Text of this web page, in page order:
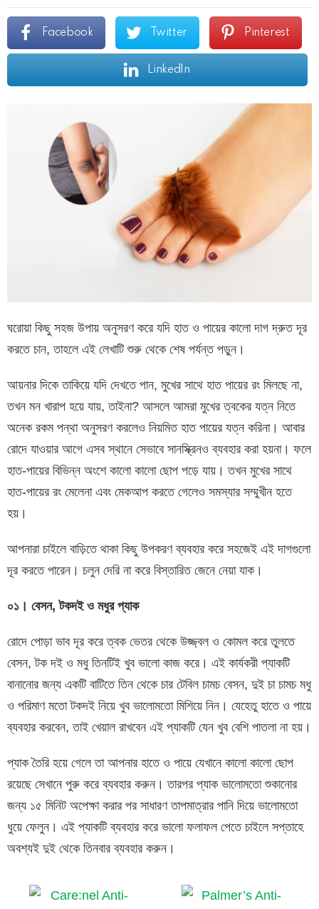
Facebook Twitter Pinterest
LinkedIn
ঘরোয়া কিছু সহজ উপায় অনুসরণ করে যদি হাত ও পায়ের কালো দাগ দ্রুত দূর
করতে চান, তাহলে এই লেখাটি শুরু থেকে শেষ পর্যন্ত পড়ুন।
আয়নার দিকে তাকিয়ে যদি দেখতে পান, মুখের সাথে হাত পায়ের রং মিলছে না,
তখন মন খারাপ হয়ে যায়, তাইনা? আসলে আমরা মুখের ত্বকের যত্ন নিতে
অনেক রকম পন্থা অনুসরণ করলেও নিয়মিত হাত পায়ের যত্ন করিনা। আবার
রোদে যাওয়ার আগে এসব স্থানে সেভাবে সানস্ক্রিনও ব্যবহার করা হয়না। ফলে
হাত-পায়ের বিভিন্ন অংশে কালো কালো ছোপ পড়ে যায়। তখন মুখের সাথে
হাত-পায়ের রং মেলেনা এবং মেকআপ করতে গেলেও সমস্যার সম্মুখীন হতে
হয়।
আপনারা চাইলে বাড়িতে থাকা কিছু উপকরণ ব্যবহার করে সহজেই এই দাগগুলো
দূর করতে পারেন। চলুন দেরি না করে বিস্তারিত জেনে নেয়া যাক।
০১। বেসন,টকদই ও মধুর প্যাক
রোদে পোড়া ভাব দূর করে ত্বক ভেতর থেকে উজ্জ্বল ও কোমল করে তুলতে
বেসন, টক দই ও মধু তিনটিই খুব ভালো কাজ করে। এই কার্যকরী প্যাকটি
বানানোর জন্য একটি বাটিতে তিন থেকে চার টেবিল চামচ বেসন, দুই চা চামচ মধু
ও পরিমাণ মতো টকদই নিয়ে খুব ভালোমতো মিশিয়ে নিন। যেহেতু হাতে ও পায়ে
ব্যবহার করবেন, তাই খেয়াল রাখবেন এই প্যাকটি যেন খুব বেশি পাতলা না হয়।
প্যাক তৈরি হয়ে গেলে তা আপনার হাতে ও পায়ে যেখানে কালো কালো ছোপ
রয়েছে সেখানে পুরু করে ব্যবহার করুন। তারপর প্যাক ভালোমতো শুকানোর
জন্য ১৫ মিনিট অপেক্ষা করার পর সাধারণ তাপমাত্রার পানি দিয়ে ভালোমতো
ধুয়ে ফেলুন। এই প্যাকটি ব্যবহার করে ভালো ফলাফল পেতে চাইলে সপ্তাহে
অবশ্যই দুই থেকে তিনবার ব্যবহার করুন।